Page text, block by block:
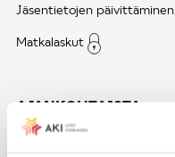
Jäsentietojen päivittäminen
Matkalaskut
AJANKOHTAISTA